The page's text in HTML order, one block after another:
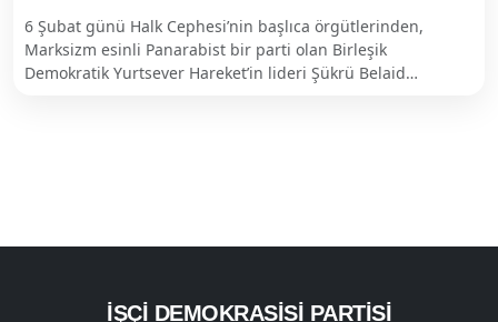
6 Şubat günü Halk Cephesi’nin başlıca örgütlerinden,
Marksizm esinli Panarabist bir parti olan Birleşik
Demokratik Yurtsever Hareket’in lideri Şükrü Belaid…
İŞÇI DEMOKRASISI PARTISI